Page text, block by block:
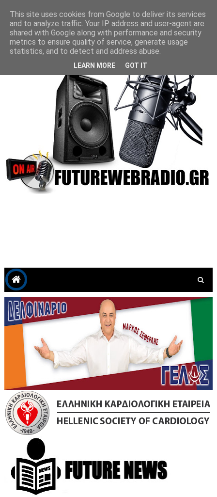
This site uses cookies from Google to deliver its services
and to analyze traffic. Your IP address and user-agent are
shared with Google along with performance and security
metrics to ensure quality of service, generate usage
statistics, and to detect and address abuse.
LEARN MORE GOT IT